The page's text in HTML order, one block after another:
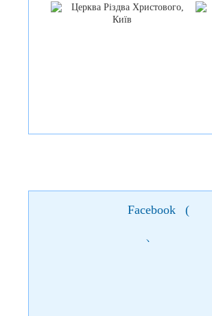
Facebook (
)